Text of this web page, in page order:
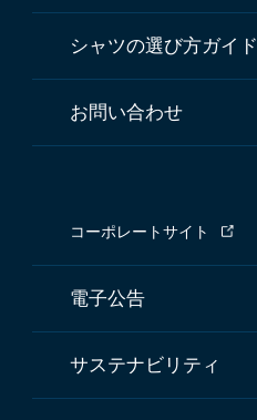
シャツの選び方ガイド
お問い合わせ
コーポレートサイト
電子公告
サステナビリティ